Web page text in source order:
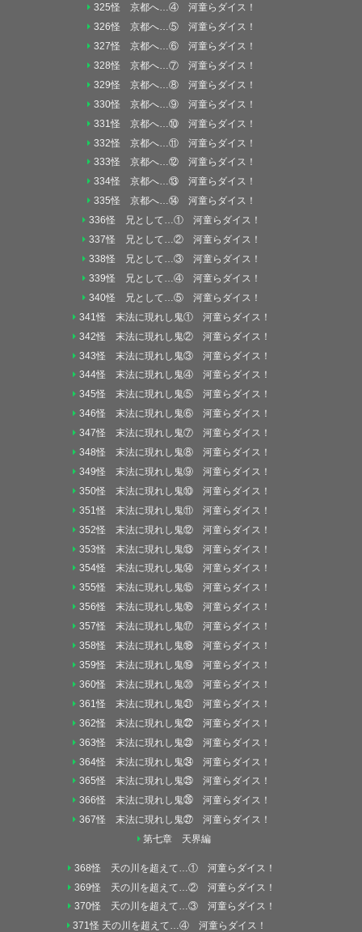
325怪 京都へ…④ 河童らダイス！
326怪 京都へ…⑤ 河童らダイス！
327怪 京都へ…⑥ 河童らダイス！
328怪 京都へ…⑦ 河童らダイス！
329怪 京都へ…⑧ 河童らダイス！
330怪 京都へ…⑨ 河童らダイス！
331怪 京都へ…⑩ 河童らダイス！
332怪 京都へ…⑪ 河童らダイス！
333怪 京都へ…⑫ 河童らダイス！
334怪 京都へ…⑬ 河童らダイス！
335怪 京都へ…⑭ 河童らダイス！
336怪 兄として…① 河童らダイス！
337怪 兄として…② 河童らダイス！
338怪 兄として…③ 河童らダイス！
339怪 兄として…④ 河童らダイス！
340怪 兄として…⑤ 河童らダイス！
341怪 末法に現れし鬼① 河童らダイス！
342怪 末法に現れし鬼② 河童らダイス！
343怪 末法に現れし鬼③ 河童らダイス！
344怪 末法に現れし鬼④ 河童らダイス！
345怪 末法に現れし鬼⑤ 河童らダイス！
346怪 末法に現れし鬼⑥ 河童らダイス！
347怪 末法に現れし鬼⑦ 河童らダイス！
348怪 末法に現れし鬼⑧ 河童らダイス！
349怪 末法に現れし鬼⑨ 河童らダイス！
350怪 末法に現れし鬼⑩ 河童らダイス！
351怪 末法に現れし鬼⑪ 河童らダイス！
352怪 末法に現れし鬼⑫ 河童らダイス！
353怪 末法に現れし鬼⑬ 河童らダイス！
354怪 末法に現れし鬼⑭ 河童らダイス！
355怪 末法に現れし鬼⑮ 河童らダイス！
356怪 末法に現れし鬼⑯ 河童らダイス！
357怪 末法に現れし鬼⑰ 河童らダイス！
358怪 末法に現れし鬼⑱ 河童らダイス！
359怪 末法に現れし鬼⑲ 河童らダイス！
360怪 末法に現れし鬼⑳ 河童らダイス！
361怪 末法に現れし鬼㉑ 河童らダイス！
362怪 末法に現れし鬼㉒ 河童らダイス！
363怪 末法に現れし鬼㉓ 河童らダイス！
364怪 末法に現れし鬼㉔ 河童らダイス！
365怪 末法に現れし鬼㉕ 河童らダイス！
366怪 末法に現れし鬼㉖ 河童らダイス！
367怪 末法に現れし鬼㉗ 河童らダイス！
第七章 天界編
368怪 天の川を超えて…① 河童らダイス！
369怪 天の川を超えて…② 河童らダイス！
370怪 天の川を超えて…③ 河童らダイス！
371怪 天の川を超えて…④ 河童らダイス！